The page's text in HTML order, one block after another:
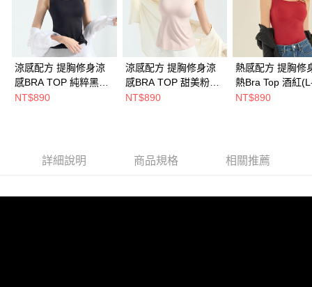
涼感配方 提胸修身涼
感BRA TOP 純粹黑
(M-3L)
NT$890
涼感配方 提胸修身涼
感BRA TOP 甜美粉
(M-3L)
NT$890
熱感配方 提胸修
熱Bra Top 酒紅
NT$890
詳細說明 商品規格 相關推薦